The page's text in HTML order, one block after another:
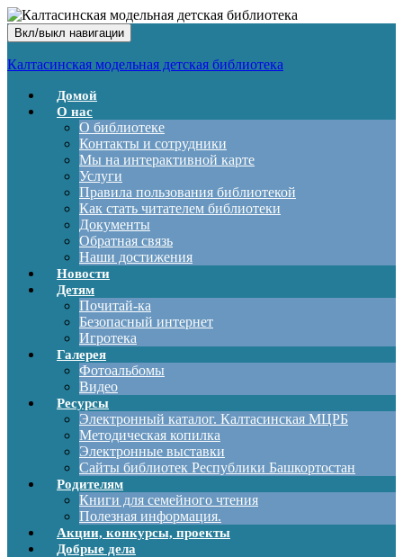
Вкл/выкл навигации
Калтасинская модельная детская библиотека
Домой
О нас
О библиотеке
Контакты и сотрудники
Мы на интерактивной карте
Услуги
Правила пользования библиотекой
Как стать читателем библиотеки
Документы
Обратная связь
Наши достижения
Новости
Детям
Почитай-ка
Безопасный интернет
Игротека
Галерея
Фотоальбомы
Видео
Ресурсы
Электронный каталог. Калтасинская МЦРБ
Методическая копилка
Электронные выставки
Сайты библиотек Республики Башкортостан
Родителям
Книги для семейного чтения
Полезная информация.
Акции, конкурсы, проекты
Добрые дела